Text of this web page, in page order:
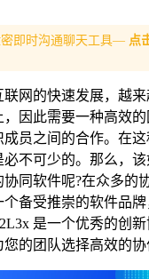
即时沟通聊天工具— 点
网的快速发展，越
因此需要一种高效
员之间的合作。在这
必不可少的。那么，
同软件呢?在众多的
个备受推崇的软件品
是一个优秀的创
的团队选择高效的协